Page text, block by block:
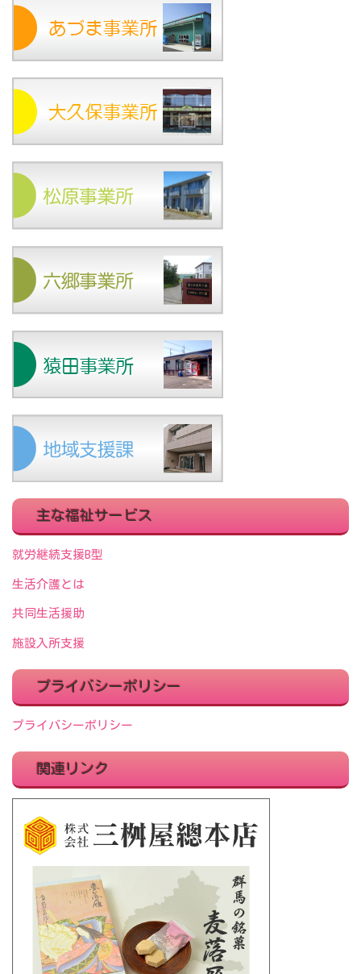
主な福祉サービス
就労継続支援B型
生活介護とは
共同生活援助
施設入所支援
プライバシーポリシー
プライバシーポリシー
関連リンク